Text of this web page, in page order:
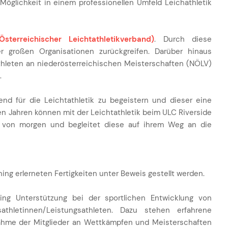
in einem professionellen Umfeld Leichathletik
Leichtathletikverband). Durch diese
Organisationen zurückgreifen. Darüber hinaus
an niederösterreichischen Meisterschaften (NÖLV)
für die Leichtathletik zu begeistern und dieser eine
Jahren können mit der Leichtathletik beim ULC Riverside
morgen und begleitet diese auf ihrem Weg an die
erlerneten Fertigkeiten unter Beweis gestellt werden.
Unterstützung bei der sportlichen Entwicklung von
Leistungsathleten. Dazu stehen erfahrene
der Mitglieder an Wettkämpfen und Meisterschaften